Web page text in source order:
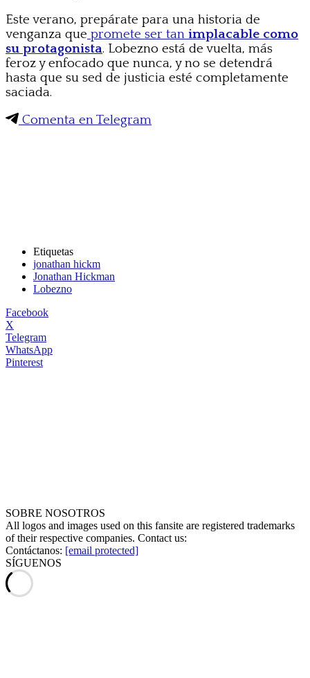
Este verano, prepárate para una historia de
venganza que promete ser tan implacable como
su protagonista. Lobezno está de vuelta, más
feroz y enfocado que nunca, y no se detendrá
hasta que su sed de justicia esté completamente
saciada.
Comenta en Telegram
Etiquetas
jonathan hickm
Jonathan Hickman
Lobezno
Facebook
X
Telegram
WhatsApp
Pinterest
SOBRE NOSOTROS
All logos and images used on this fansite are registered trademarks
of their respective companies. Contact us:
Contáctanos: [email protected]
SÍGUENOS